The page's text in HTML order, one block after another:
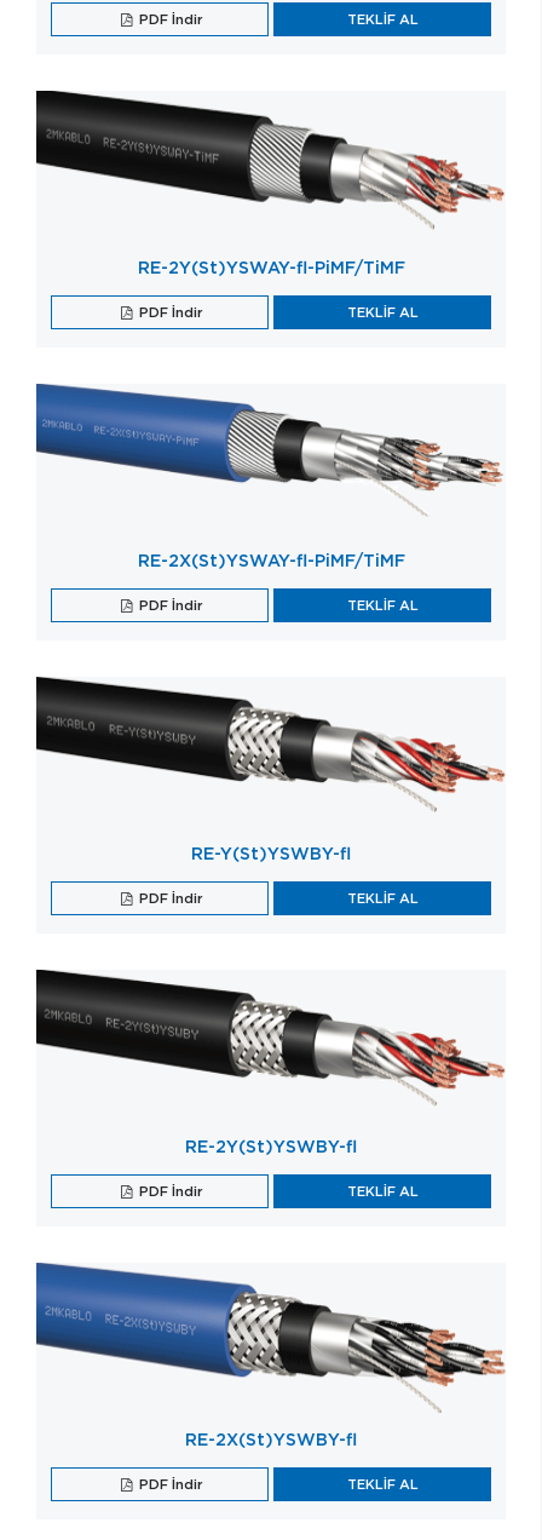
PDF İndir TEKLİF AL
RE-2Y(St)YSWAY-fl-PiMF/TiMF
PDF İndir TEKLİF AL
RE-2X(St)YSWAY-fl-PiMF/TiMF
PDF İndir TEKLİF AL
RE-Y(St)YSWBY-fl
PDF İndir TEKLİF AL
RE-2Y(St)YSWBY-fl
PDF İndir TEKLİF AL
RE-2X(St)YSWBY-fl
PDF İndir TEKLİF AL